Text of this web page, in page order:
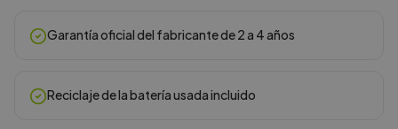
Garantía oficial del fabricante de 2 a 4 años
Reciclaje de la batería usada incluido